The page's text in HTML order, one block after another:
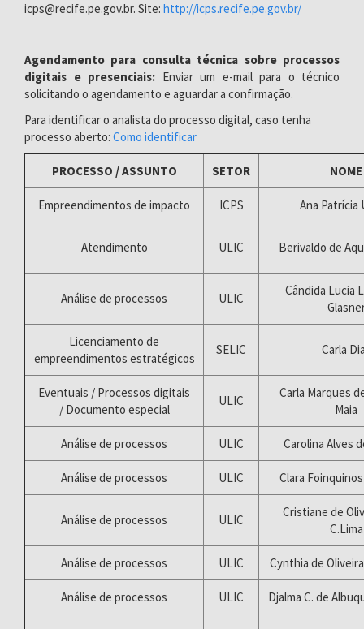
icps@recife.pe.gov.br. Site: http://icps.recife.pe.gov.br/
Agendamento para consulta técnica sobre processos
digitais e presenciais: Enviar um e-mail para o técnico
solicitando o agendamento e aguardar a confirmação.
Para identificar o analista do processo digital, caso tenha
processo aberto: Como identificar
PROCESSO / ASSUNTO SETOR NOME
Empreendimentos de impacto ICPS Ana Patrícia
Atendimento ULIC Berivaldo de
Análise de processos ULIC
Cândida Lucia
Licenciamento de
empreendimentos estratégicos
SELIC Carla
Eventuais / Processos digitais
/ Documento especial
ULIC
Carla Marques
Maia
Análise de processos ULIC Carolina Alves
Análise de processos ULIC Clara
Análise de processos ULIC
Cristiane de
C.Lima
Análise de processos ULIC Cynthia de
Análise de processos ULIC Djalma C. de